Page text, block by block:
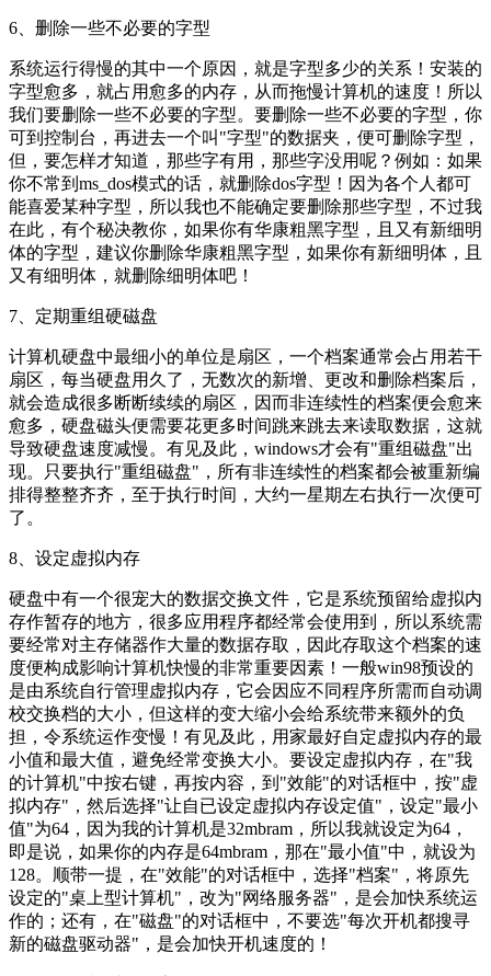
6、删除一些不必要的字型
系统运行得慢的其中一个原因，就是字型多少的关系！安装的
字型愈多，就占用愈多的内存，从而拖慢计算机的速度！所以
我们要删除一些不必要的字型。要删除一些不必要的字型，你
可到控制台，再进去一个叫"字型"的数据夹，便可删除字型，
但，要怎样才知道，那些字有用，那些字没用呢？例如：如果
你不常到ms_dos模式的话，就删除dos字型！因为各个人都可
能喜爱某种字型，所以我也不能确定要删除那些字型，不过我
在此，有个秘决教你，如果你有华康粗黑字型，且又有新细明
体的字型，建议你删除华康粗黑字型，如果你有新细明体，且
又有细明体，就删除细明体吧！
7、定期重组硬磁盘
计算机硬盘中最细小的单位是扇区，一个档案通常会占用若干
扇区，每当硬盘用久了，无数次的新增、更改和删除档案后，
就会造成很多断断续续的扇区，因而非连续性的档案便会愈来
愈多，硬盘磁头便需要花更多时间跳来跳去来读取数据，这就
导致硬盘速度减慢。有见及此，windows才会有"重组磁盘"出
现。只要执行"重组磁盘"，所有非连续性的档案都会被重新编
排得整整齐齐，至于执行时间，大约一星期左右执行一次便可
了。
8、设定虚拟内存
硬盘中有一个很宠大的数据交换文件，它是系统预留给虚拟内
存作暂存的地方，很多应用程序都经常会使用到，所以系统需
要经常对主存储器作大量的数据存取，因此存取这个档案的速
度便构成影响计算机快慢的非常重要因素！一般win98预设的
是由系统自行管理虚拟内存，它会因应不同程序所需而自动调
校交换档的大小，但这样的变大缩小会给系统带来额外的负
担，令系统运作变慢！有见及此，用家最好自定虚拟内存的最
小值和最大值，避免经常变换大小。要设定虚拟内存，在"我
的计算机"中按右键，再按内容，到"效能"的对话框中，按"虚
拟内存"，然后选择"让自已设定虚拟内存设定值"，设定"最小
值"为64，因为我的计算机是32mbram，所以我就设定为64，
即是说，如果你的内存是64mbram，那在"最小值"中，就设为
128。顺带一提，在"效能"的对话框中，选择"档案"，将原先
设定的"桌上型计算机"，改为"网络服务器"，是会加快系统运
作的；还有，在"磁盘"的对话框中，不要选"每次开机都搜寻
新的磁盘驱动器"，是会加快开机速度的！